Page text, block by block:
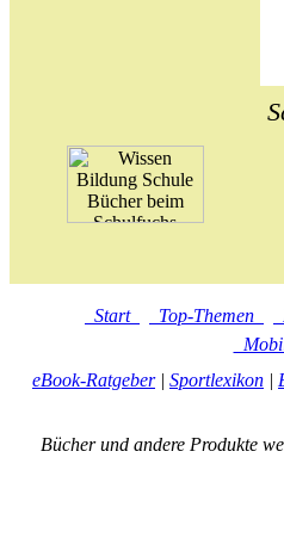
Start Top-Themen
eBook-Ratgeber| Sportlexikon |
Bücher und andere Produkte